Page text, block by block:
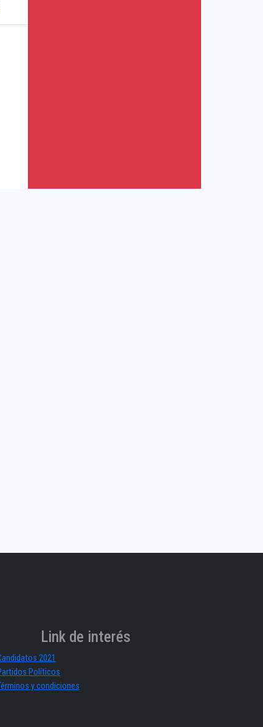
Link de interés
2021
Políticos
y condiciones